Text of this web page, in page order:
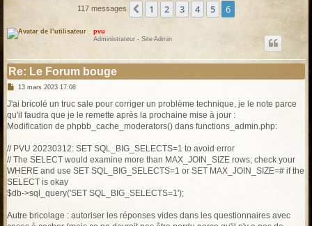
117 messages Précédent
1 2 3 4 5 6
pvu
Administrateur - Site Admin
Re: Le Forum bouge
M
s
s
a
g
13 mars 2023 17:08
J'ai bricolé un truc sale pour corriger un problème technique, je le note parce
qu'il faudra que je le remette après la prochaine mise à jour :
Modification de phpbb_cache_moderators() dans functions_admin.php:
// PVU 20230312: SET SQL_BIG_SELECTS=1 to avoid error
// The SELECT would examine more than MAX_JOIN_SIZE rows; check your
WHERE and use SET SQL_BIG_SELECTS=1 or SET MAX_JOIN_SIZE=# if the
SELECT is okay
$db->sql_query('SET SQL_BIG_SELECTS=1');
Autre bricolage : autoriser les réponses vides dans les questionnaires avec